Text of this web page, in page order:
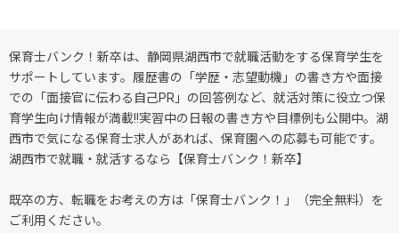
保育士バンク！新卒は、静岡県湖西市で就職活動をする保育学生を
サポートしています。履歴書の「学歴・志望動機」の書き方や面接
での「面接官に伝わる自己PR」の回答例など、就活対策に役立つ保
育学生向け情報が満載!!実習中の日報の書き方や目標例も公開中。湖
西市で気になる保育士求人があれば、保育園への応募も可能です。
湖西市で就職・就活するなら【保育士バンク！新卒】
既卒の方、転職をお考えの方は「保育士バンク！」（完全無料）を
ご利用ください。